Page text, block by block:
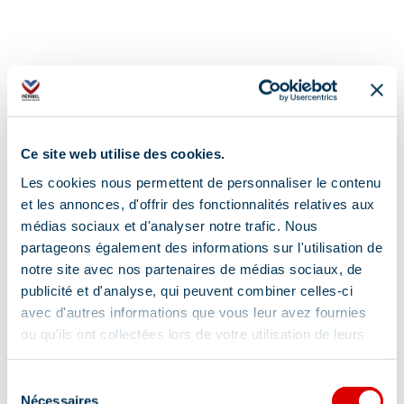
Ce site web utilise des cookies.
Les cookies nous permettent de personnaliser le contenu
et les annonces, d'offrir des fonctionnalités relatives aux
médias sociaux et d'analyser notre trafic. Nous
partageons également des informations sur l'utilisation de
notre site avec nos partenaires de médias sociaux, de
publicité et d'analyse, qui peuvent combiner celles-ci
avec d'autres informations que vous leur avez fournies
ou qu'ils ont collectées lors de votre utilisation de leurs
Nécessaires
Complément de localisation :
A domicile ou à mon cabinet aux Allues